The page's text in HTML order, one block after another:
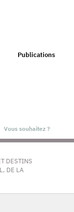
Publications
DESTINS
DE LA